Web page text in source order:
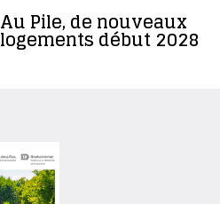
Au Pile, de nouveaux
logements début 2028